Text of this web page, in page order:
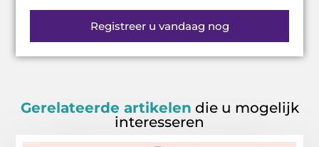
Registreer u vandaag nog
Gerelateerde artikelen die u mogelijk
interesseren